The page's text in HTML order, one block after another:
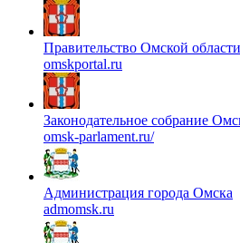
Правительство Омской области
omskportal.ru
Законодательное собрание
omsk-parlament.ru/
Администрация города Омска
admomsk.ru